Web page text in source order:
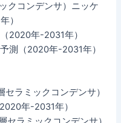
クコンデンサ）ニッケ
）
2020年-2031年）
測（2020年-2031年）
セラミックコンデンサ）
年-2031年）